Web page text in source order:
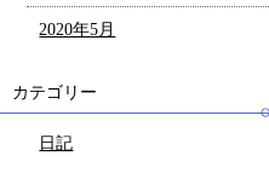
2020年5月
カテゴリー
日記